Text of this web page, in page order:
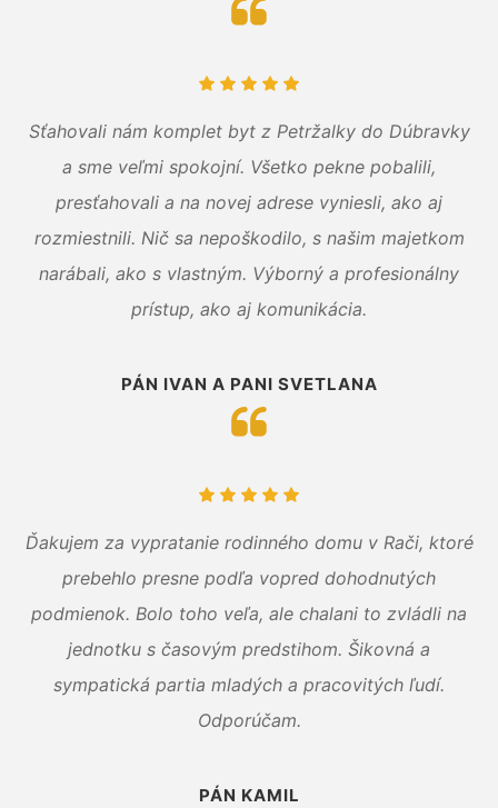
Sťahovali nám komplet byt z Petržalky do Dúbravky
a sme veľmi spokojní. Všetko pekne pobalili,
presťahovali a na novej adrese vyniesli, ako aj
rozmiestnili. Nič sa nepoškodilo, s našim majetkom
narábali, ako s vlastným. Výborný a profesionálny
prístup, ako aj komunikácia.
PÁN IVAN A PANI SVETLANA
Ďakujem za vypratanie rodinného domu v Rači, ktoré
prebehlo presne podľa vopred dohodnutých
podmienok. Bolo toho veľa, ale chalani to zvládli na
jednotku s časovým predstihom. Šikovná a
sympatická partia mladých a pracovitých ľudí.
Odporúčam.
PÁN KAMIL